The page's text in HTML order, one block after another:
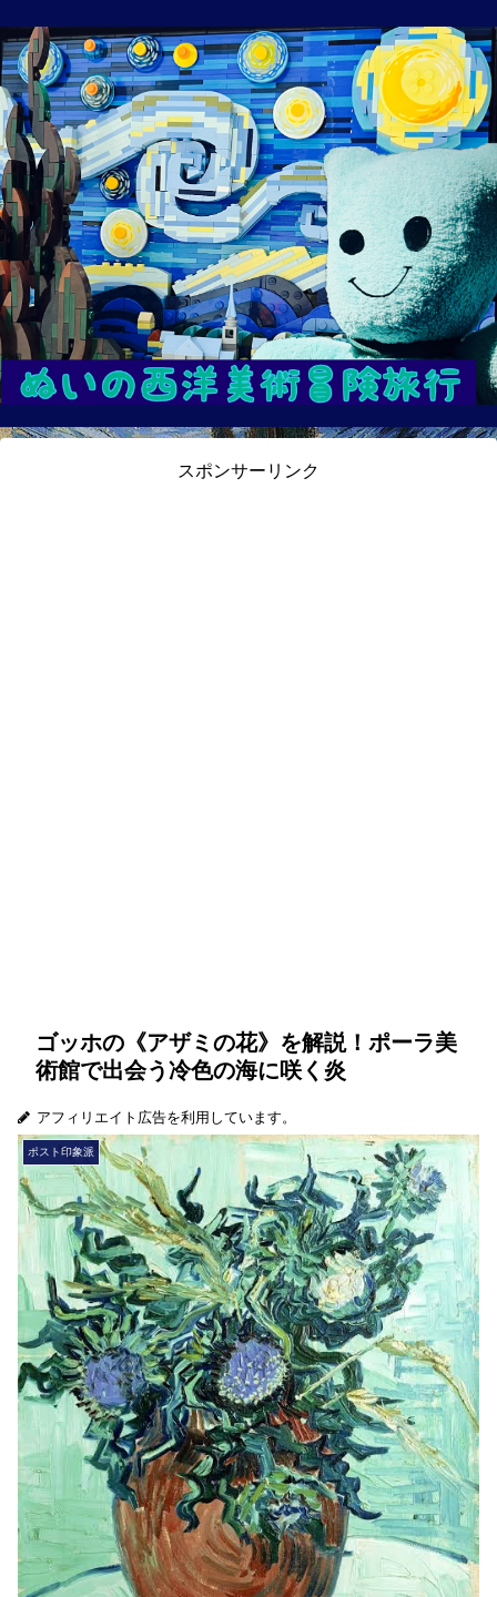
スポンサーリンク
ゴッホの《アザミの花》を解説！ポーラ美
術館で出会う冷色の海に咲く炎
アフィリエイト広告を利用しています。
ポスト印象派